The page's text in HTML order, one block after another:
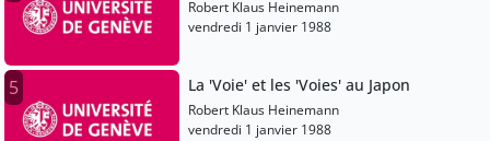
Robert Klaus Heinemann
vendredi 1 janvier 1988
5 La 'Voie' et les 'Voies' au Japon
Robert Klaus Heinemann
vendredi 1 janvier 1988